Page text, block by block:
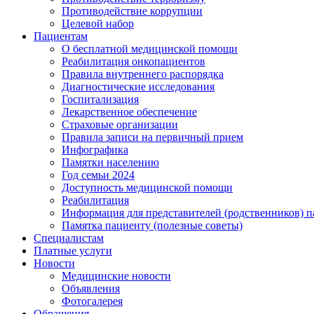
Противодействие коррупции
Целевой набор
Пациентам
О бесплатной медицинской помощи
Реабилитация онкопациентов
Правила внутреннего распорядка
Диагностические исследования
Госпитализация
Лекарственное обеспечение
Страховые организации
Правила записи на первичный прием
Инфографика
Памятки населению
Год семьи 2024
Доступность медицинской помощи
Реабилитация
Информация для представителей (родственников)
Памятка пациенту (полезные советы)
Специалистам
Платные услуги
Новости
Медицинские новости
Объявления
Фотогалерея